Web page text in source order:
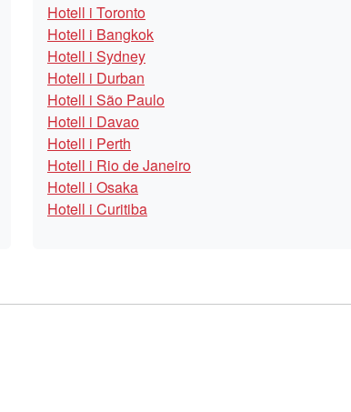
Hotell i Toronto
Hotell i Bangkok
Hotell i Sydney
Hotell i Durban
Hotell i São Paulo
Hotell i Davao
Hotell i Perth
Hotell i Rio de Janeiro
Hotell i Osaka
Hotell i Curitiba